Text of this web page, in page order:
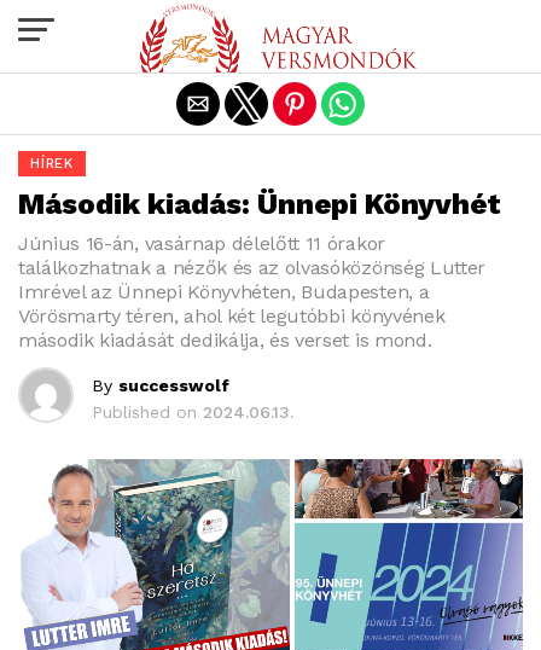
HÍREK
Második kiadás: Ünnepi Könyvhét
Június 16-án, vasárnap délelőtt 11 órakor
találkozhatnak a nézők és az olvasóközönség Lutter
Imrével az Ünnepi Könyvhéten, Budapesten, a
Vörösmarty téren, ahol két legutóbbi könyvének
második kiadását dedikálja, és verset is mond.
By successwolf
Published on 2024.06.13.
Exit mobile version